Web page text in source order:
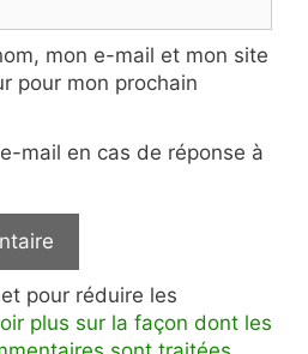
mon e-mail et mon site
pour mon prochain
mail en cas de réponse à
pour réduire les
plus sur la façon dont les